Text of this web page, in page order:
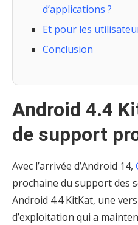
d’applications ?
Et pour les
Conclusion
Android 4.4
de support
Avec l’arrivée d’Android 14,
prochaine du support des
Android 4.4 KitKat, une
d’exploitation qui a